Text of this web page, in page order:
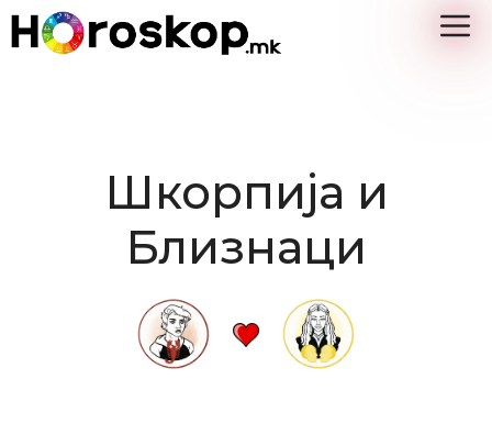
Skip
Шкорпија и
Близнаци